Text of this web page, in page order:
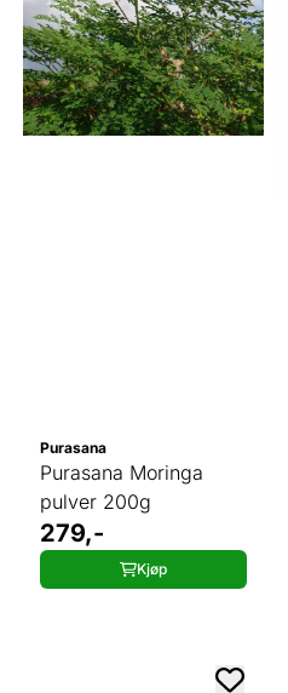
Purasana
Purasana Moringa
pulver 200g
279,-
Kjøp